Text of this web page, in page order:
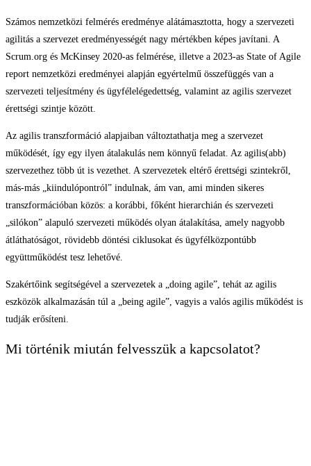
Számos nemzetközi felmérés eredménye alátámasztotta, hogy a szervezeti
agilitás a szervezet eredményességét nagy mértékben képes javítani. A
Scrum.org és McKinsey 2020-as felmérése, illetve a 2023-as State of Agile
report nemzetközi eredményei alapján egyértelmű összefüggés van a
szervezeti teljesítmény és ügyfélelégedettség, valamint az agilis szervezet
érettségi szintje között.
Az agilis transzformáció alapjaiban változtathatja meg a szervezet
működését, így egy ilyen átalakulás nem könnyű feladat. Az agilis(abb)
szervezethez több út is vezethet. A szervezetek eltérő érettségi szintekről,
más-más „kiindulópontról” indulnak, ám van, ami minden sikeres
transzformációban közös: a korábbi, főként hierarchián és szervezeti
„silókon” alapuló szervezeti működés olyan átalakítása, amely nagyobb
átláthatóságot, rövidebb döntési ciklusokat és ügyfélközpontúbb
együttműködést tesz lehetővé.
Szakértőink segítségével a szervezetek a „doing agile”, tehát az agilis
eszközök alkalmazásán túl a „being agile”, vagyis a valós agilis működést is
tudják erősíteni.
Mi történik miután felvesszük a kapcsolatot?